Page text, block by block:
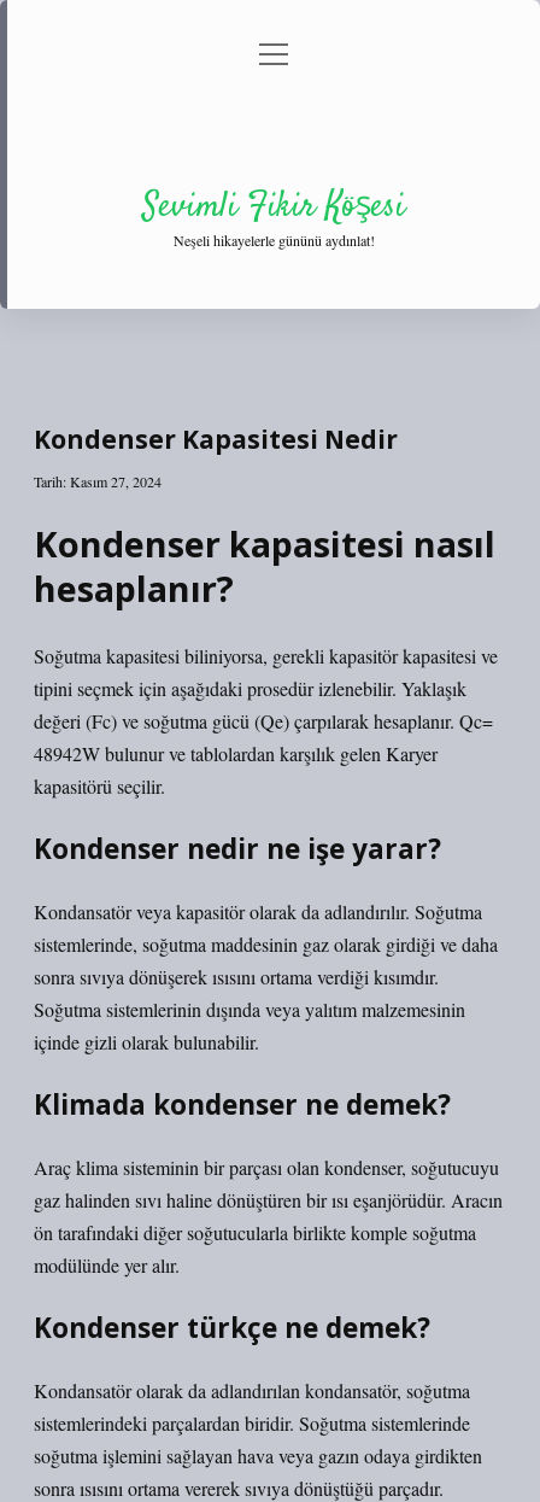
Gizlilik Politikası
menüyü
Sevimli Fikir Köşesi
Neşeli hikayelerle gününü aydınlat!
Kondenser Kapasitesi Nedir
Tarih: Kasım 27, 2024
Kondenser kapasitesi nasıl
hesaplanır?
Soğutma kapasitesi biliniyorsa, gerekli kapasitör kapasitesi ve
tipini seçmek için aşağıdaki prosedür izlenebilir. Yaklaşık
değeri (Fc) ve soğutma gücü (Qe) çarpılarak hesaplanır. Qc=
48942W bulunur ve tablolardan karşılık gelen Karyer
kapasitörü seçilir.
Kondenser nedir ne işe yarar?
Kondansatör veya kapasitör olarak da adlandırılır. Soğutma
sistemlerinde, soğutma maddesinin gaz olarak girdiği ve daha
sonra sıvıya dönüşerek ısısını ortama verdiği kısımdır.
Soğutma sistemlerinin dışında veya yalıtım malzemesinin
içinde gizli olarak bulunabilir.
Klimada kondenser ne demek?
Araç klima sisteminin bir parçası olan kondenser, soğutucuyu
gaz halinden sıvı haline dönüştüren bir ısı eşanjörüdür. Aracın
ön tarafındaki diğer soğutucularla birlikte komple soğutma
modülünde yer alır.
Kondenser türkçe ne demek?
Kondansatör olarak da adlandırılan kondansatör, soğutma
sistemlerindeki parçalardan biridir. Soğutma sistemlerinde
soğutma işlemini sağlayan hava veya gazın odaya girdikten
sonra ısısını ortama vererek sıvıya dönüştüğü parçadır.